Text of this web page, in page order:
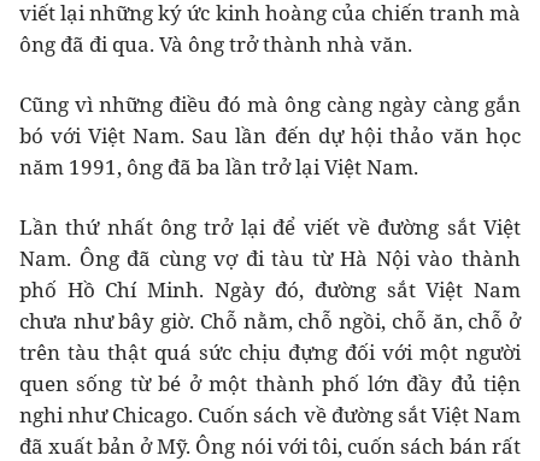
viết lại những ký ức kinh hoàng của chiến tranh mà
ông đã đi qua. Và ông trở thành nhà văn.
Cũng vì những điều đó mà ông càng ngày càng gắn
bó với Việt Nam. Sau lần đến dự hội thảo văn học
năm 1991, ông đã ba lần trở lại Việt Nam.
Lần thứ nhất ông trở lại để viết về đường sắt Việt
Nam. Ông đã cùng vợ đi tàu từ Hà Nội vào thành
phố Hồ Chí Minh. Ngày đó, đường sắt Việt Nam
chưa như bây giờ. Chỗ nằm, chỗ ngồi, chỗ ăn, chỗ ở
trên tàu thật quá sức chịu đựng đối với một người
quen sống từ bé ở một thành phố lớn đầy đủ tiện
nghi như Chicago. Cuốn sách về đường sắt Việt Nam
đã xuất bản ở Mỹ. Ông nói với tôi, cuốn sách bán rất